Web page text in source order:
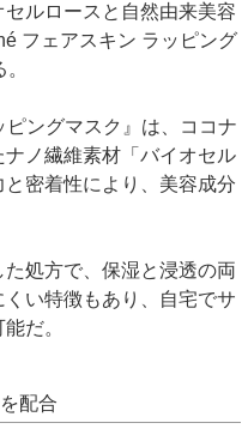
ルロースと自然由来美容
フェアスキン ラッピング
ピングマスク』は、ココナ
ノ繊維素材「バイオセル
密着性により、美容成分
処方で、保湿と浸透の両
い特徴もあり、自宅でサ
だ。
配合